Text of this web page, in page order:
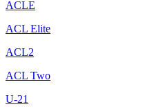
ACLE
ACL Elite
ACL2
ACL Two
U-21